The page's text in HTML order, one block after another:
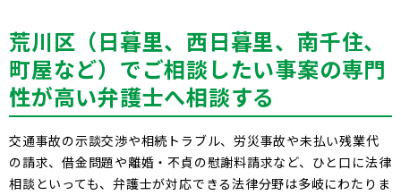
荒川区（日暮里、西日暮里、南千住、
町屋など）でご相談したい事案の専門
性が高い弁護士へ相談する
交通事故の示談交渉や相続トラブル、労災事故や未払い残業代
の請求、借金問題や離婚・不貞の慰謝料請求など、ひと口に法律
相談といっても、弁護士が対応できる法律分野は多岐にわたりま